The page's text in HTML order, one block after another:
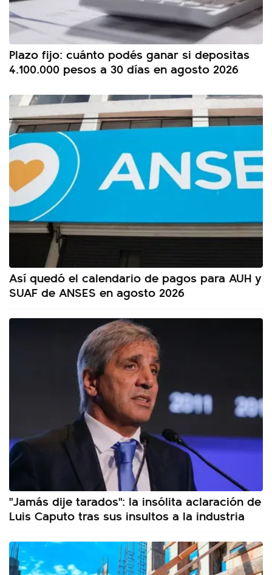
Plazo fijo: cuánto podés ganar si depositas
4.100.000 pesos a 30 días en agosto 2026
Así quedó el calendario de pagos para AUH y
SUAF de ANSES en agosto 2026
"Jamás dije tarados": la insólita aclaración de
Luis Caputo tras sus insultos a la industria